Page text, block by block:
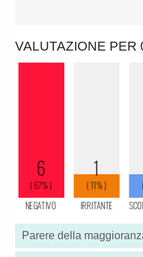
VALUTAZIONE PER
Parere della